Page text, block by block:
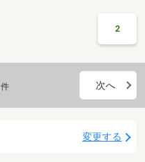
2
件 次へ
変更する